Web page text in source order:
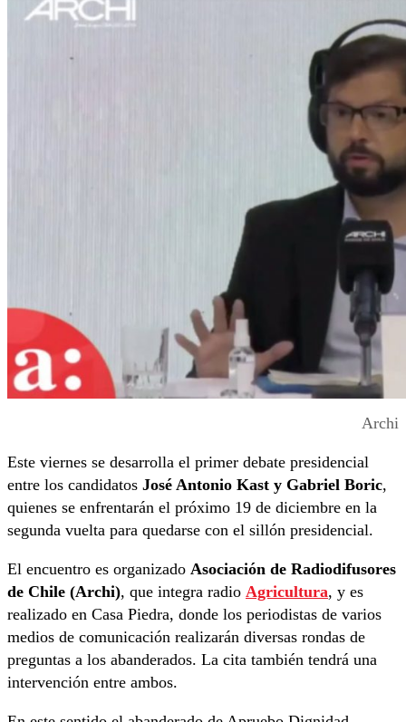
Archi
Este viernes se desarrolla el primer debate presidencial
entre los candidatos José Antonio Kast y Gabriel Boric,
quienes se enfrentarán el próximo 19 de diciembre en la
segunda vuelta para quedarse con el sillón presidencial.
El encuentro es organizado Asociación de Radiodifusores
de Chile (Archi), que integra radio Agricultura, y es
realizado en Casa Piedra, donde los periodistas de varios
medios de comunicación realizarán diversas rondas de
preguntas a los abanderados. La cita también tendrá una
intervención entre ambos.